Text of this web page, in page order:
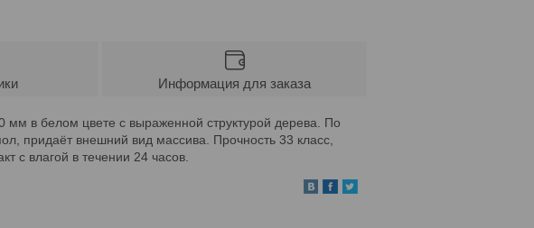
Информация для заказа
в белом цвете с выраженной структурой дерева. По
придаёт внешний вид массива. Прочность 33 класс,
с влагой в течении 24 часов.